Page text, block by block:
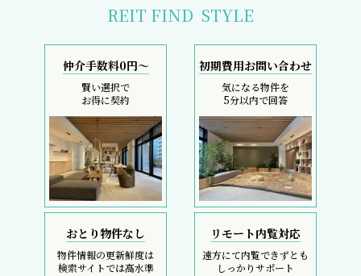
REIT FIND STYLE
仲介手数料0円～
賢い選択で
お得に契約
初期費用お問い合わせ
気になる物件を
5分以内で回答
おとり物件なし
物件情報の更新鮮度は
検索サイトでは高水準
リモート内覧対応
遠方にて内覧できずとも
しっかりサポート